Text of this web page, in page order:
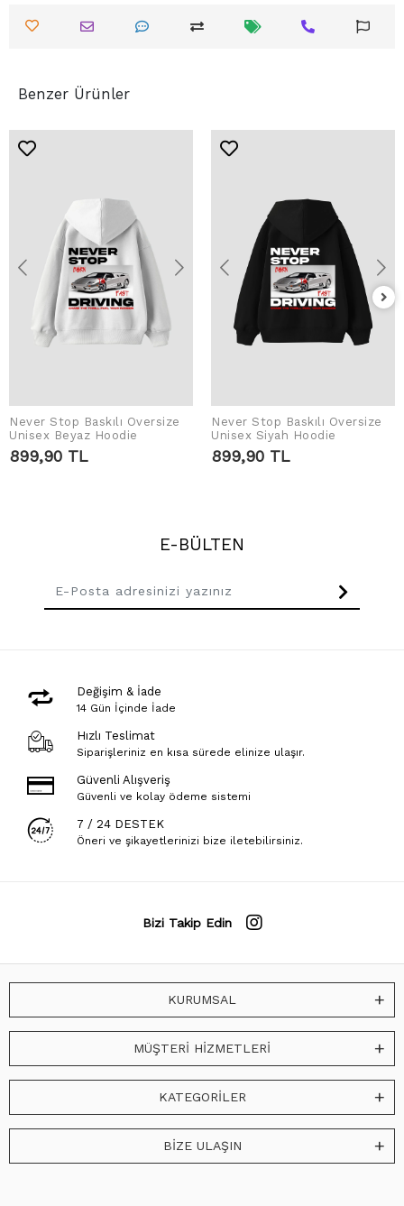
Benzer Ürünler
SEPETE EKLE
Never Stop Baskılı Oversize
Unisex Beyaz Hoodie
899,90 TL
SEPETE EKLE
Never Stop Baskılı Oversize
Unisex Siyah Hoodie
899,90 TL
E-BÜLTEN
Değişim & İade
14 Gün İçinde İade
Hızlı Teslimat
Siparişleriniz en kısa sürede elinize ulaşır.
Güvenli Alışveriş
Güvenli ve kolay ödeme sistemi
7 / 24 DESTEK
Öneri ve şikayetlerinizi bize iletebilirsiniz.
Bizi Takip Edin
KURUMSAL
MÜŞTERİ HİZMETLERİ
KATEGORİLER
BİZE ULAŞIN